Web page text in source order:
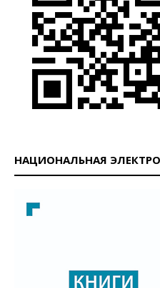
НАЦИОНАЛЬНАЯ